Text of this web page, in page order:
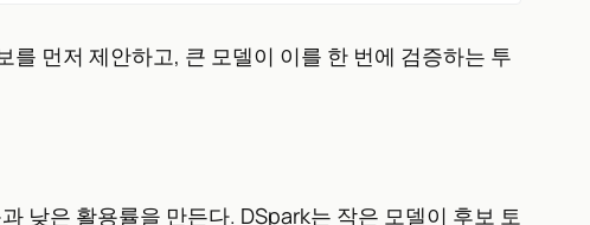
먼저 제안하고, 큰 모델이 이를 한 번에 검증하는 투
낮은 활용률을 만든다. DSpark는 작은 모델이 후보 토